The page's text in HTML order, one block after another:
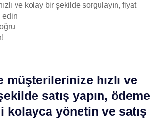
ve kolay bir şekilde sorgulayın, fiyat
edin
müşterilerinize hızlı ve
satış yapın, ödeme
kolayca yönetin ve satış